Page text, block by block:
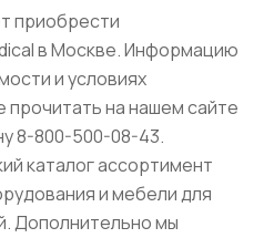
приобрести
в Москве. Информацию
и условиях
на нашем сайте
8-800-500-08-43.
каталог ассортимент
и мебели для
Дополнительно мы